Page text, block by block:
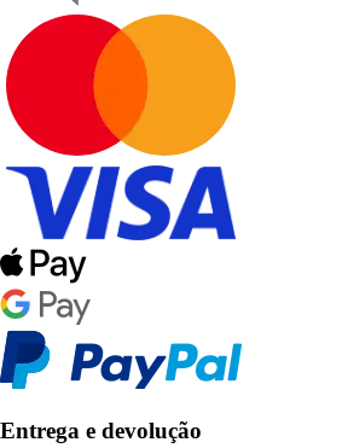
Entrega e devolução